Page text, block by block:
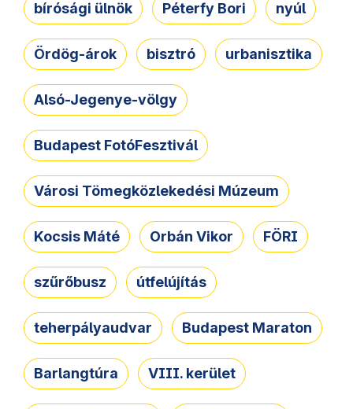
bírósági ülnök Péterfy Bori nyúl
Ördög-árok bisztró urbanisztika
Alsó-Jegenye-völgy
Budapest FotóFesztivál
Városi Tömegközlekedési Múzeum
Kocsis Máté Orbán Vikor FÖRI
szűrőbusz útfelújítás
teherpályaudvar Budapest Maraton
Barlangtúra VIII. kerület